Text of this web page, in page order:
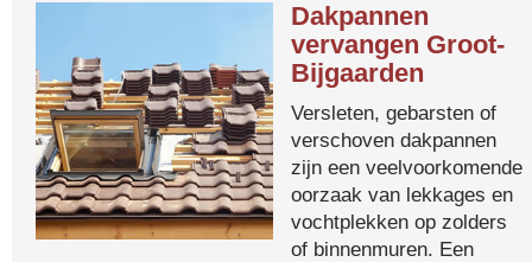
Dakpannen
vervangen Groot-
Bijgaarden
Versleten, gebarsten of
verschoven dakpannen
zijn een veelvoorkomende
oorzaak van lekkages en
vochtplekken op zolders
of binnenmuren. Een